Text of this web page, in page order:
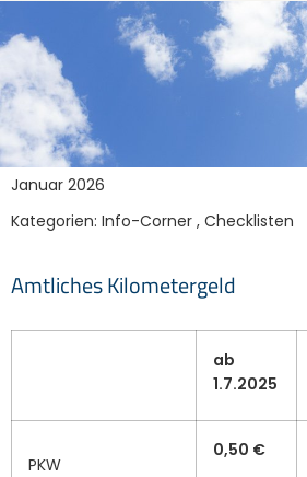
Januar 2026
Kategorien: Info-Corner , Checklisten
Amtliches Kilometergeld
ab
1.7.2025
PKW
0,50 €